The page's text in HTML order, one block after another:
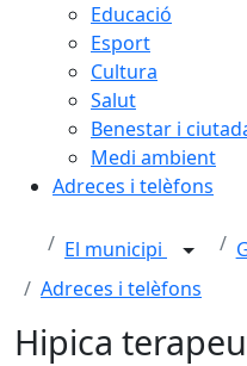
Educació
Esport
Cultura
Salut
Benestar i
Medi ambient
Adreces i telèfons
El municipi
Adreces i telèfons
Hipica